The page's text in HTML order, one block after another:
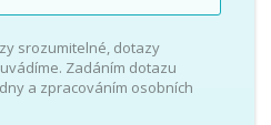
srozumitelné, dotazy
Zadáním dotazu
a zpracováním osobních